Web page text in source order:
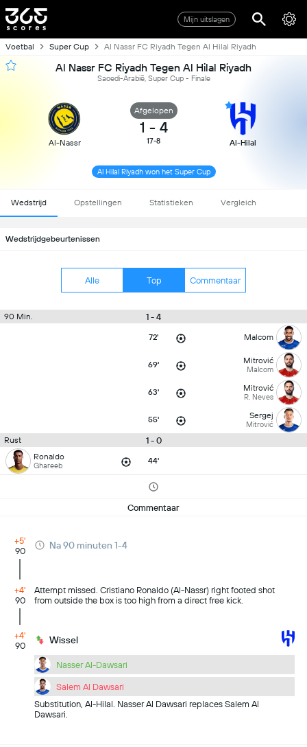
Mijn uitslagen
Voetbal Super Cup Al Nassr FC Riyadh Tegen Al Hilal Riyadh
Al Nassr FC Riyadh Tegen Al Hilal Riyadh
Saoedi-Arabië, Super Cup - Finale
Al-Nassr
Afgelopen
1 - 4
17-8 Al-Hilal
Al Hilal Riyadh won het Super Cup
Wedstrijd Opstellingen Statistieken Vergleich
Wedstrijdgebeurtenissen
Alle Top Commentaar
90 Min. 1 - 4
72' Malcom
69' Mitrović
Malcom
63' Mitrović
R. Neves
55' Sergej
Mitrović
Rust 1 - 0
Ronaldo
Ghareeb 44'
Commentaar
+5'
90
Na 90 minuten 1-4
+4'
90
Attempt missed. Cristiano Ronaldo (Al-Nassr) right footed shot
from outside the box is too high from a direct free kick.
+4'
90
Wissel
Nasser Al-Dawsari
Salem Al Dawsari
Substitution, Al-Hilal. Nasser Al Dawsari replaces Salem Al
Dawsari.